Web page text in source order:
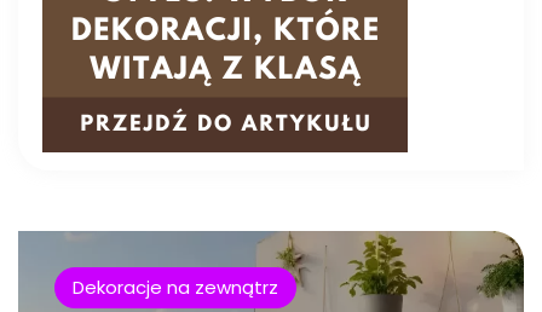
Dekoracje na zewnątrz